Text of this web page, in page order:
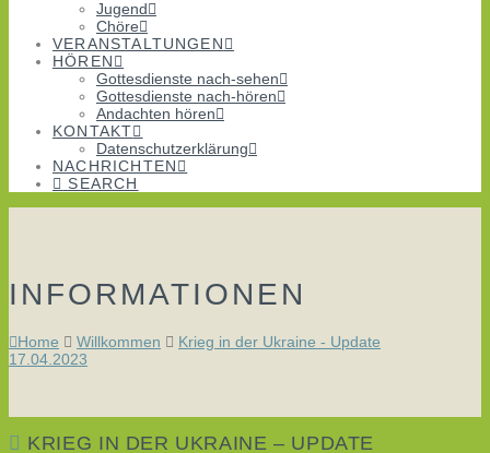
Jugend
Chöre
VERANSTALTUNGEN
HÖREN
Gottesdienste nach-sehen
Gottesdienste nach-hören
Andachten hören
KONTAKT
Datenschutzerklärung
NACHRICHTEN
SEARCH
INFORMATIONEN
Home Willkommen
Krieg in der Ukraine - Update
17.04.2023
KRIEG IN DER UKRAINE – UPDATE